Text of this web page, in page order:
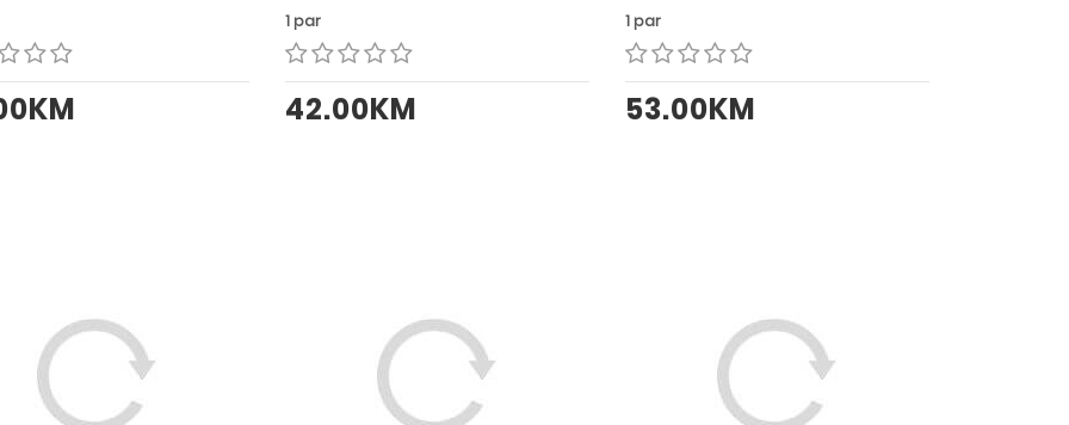
1 par
42.00KM
1 par
53.00KM